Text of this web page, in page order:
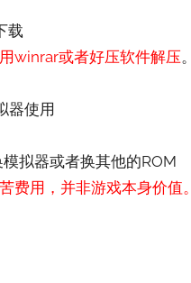
载
winrar或者好压软件解压。
器使用
模拟器或者换其他的ROM
费用，并非游戏本身价值。